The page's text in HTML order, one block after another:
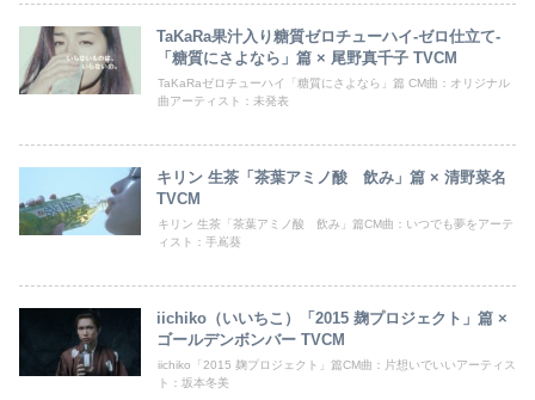
TaKaRa果汁入り糖質ゼロチューハイ-ゼロ仕立て-
「糖質にさよなら」篇 × 尾野真千子 TVCM
TaKaRaゼロチューハイ「糖質にさよなら」篇 CM曲：オリジナル
曲アーティスト：未発表
キリン 生茶「茶葉アミノ酸 飲み」篇 × 清野菜名
TVCM
キリン 生茶「茶葉アミノ酸 飲み」篇CM曲：いつでも夢をアーテ
ィスト：手嶌葵
iichiko（いいちこ）「2015 麹プロジェクト」篇 ×
ゴールデンボンバー TVCM
iichiko「2015 麹プロジェクト」篇CM曲：片想いでいいアーティス
ト：坂本冬美